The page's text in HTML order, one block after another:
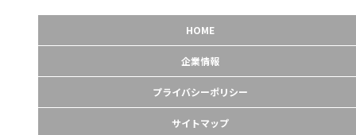
HOME
企業情報
プライバシーポリシー
サイトマップ